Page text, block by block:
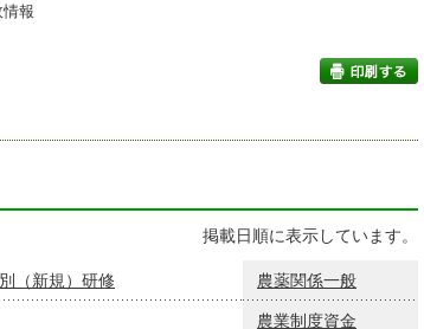
報
掲載日順に表示しています。
（新規）研修 農薬関係一般
農業制度資金